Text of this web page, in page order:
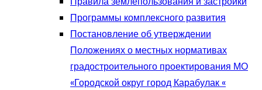
Программы комплексного развития
Постановление об утверждении
Положениях о местных нормативах
градостроительного проектирования МО
«Городской округ город Карабулак «